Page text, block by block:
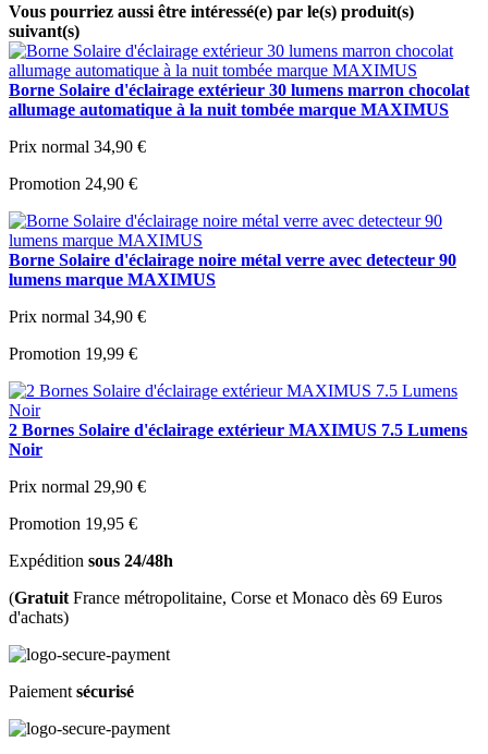
Vous pourriez aussi être intéressé(e) par le(s) produit(s)
suivant(s)
Borne Solaire d'éclairage extérieur 30 lumens marron chocolat
allumage automatique à la nuit tombée marque MAXIMUS
Prix normal 34,90 €
Promotion 24,90 €
Borne Solaire d'éclairage noire métal verre avec detecteur 90
lumens marque MAXIMUS
Prix normal 34,90 €
Promotion 19,99 €
2 Bornes Solaire d'éclairage extérieur MAXIMUS 7.5 Lumens
Noir
Prix normal 29,90 €
Promotion 19,95 €
Expédition sous 24/48h
(Gratuit France métropolitaine, Corse et Monaco dès 69 Euros
d'achats)
Paiement sécurisé